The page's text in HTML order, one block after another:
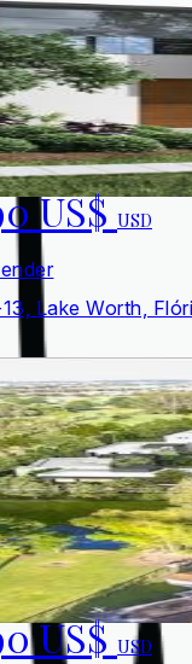
US$USD
Lake Worth,
US$USD